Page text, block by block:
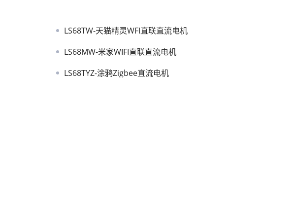
LS68TW-天猫精灵WFI直联直流电机
LS68MW-米家WIFI直联直流电机
LS68TYZ-涂鸦Zigbee直流电机